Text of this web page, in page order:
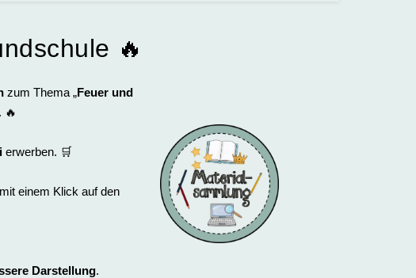
🔥
zum Thema „Feuer und
🔥
erwerben. 🛒
einem Klick auf den
Darstellung.